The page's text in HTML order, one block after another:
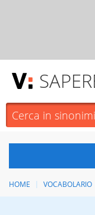
HOME VOCABOLARIO